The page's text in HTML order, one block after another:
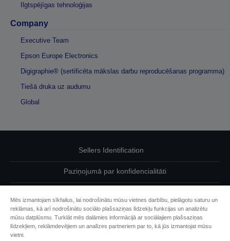
Ilgtspējīgas tehnoloģijas
Company
Executive Team
Epson Europe Electronics
Digigraphie® (sertificēta mākslas darbu reproducēšanas programma)
Tiešā druka uz audumu
Global
Sellers Identification
Paziņojumā par konfidencialitāti
Sazinieties ar mums par saviem datiem
Mēs izmantojam sīkfailus, lai nodrošinātu mūsu vietnes darbību, pielāgotu saturu un
reklāmas, kā arī nodrošinātu sociālo plašsaziņas līdzekļu funkcijas un analizētu
mūsu datplūsmu. Turklāt mēs dalāmies informācijā ar sociālajiem plašsaziņas
līdzekļiem, reklāmdevējiem un analīzes partneriem par to, kā jūs izmantojat mūsu
vietni.